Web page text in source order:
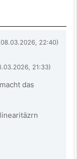
22:40)
21:33)
das